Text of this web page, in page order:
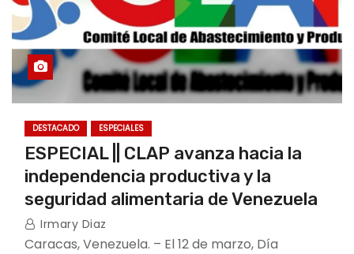
DESTACADO ESPECIALES
ESPECIAL || CLAP avanza hacia la
independencia productiva y la
seguridad alimentaria de Venezuela
Irmary Diaz
Caracas, Venezuela. – El 12 de marzo, Día